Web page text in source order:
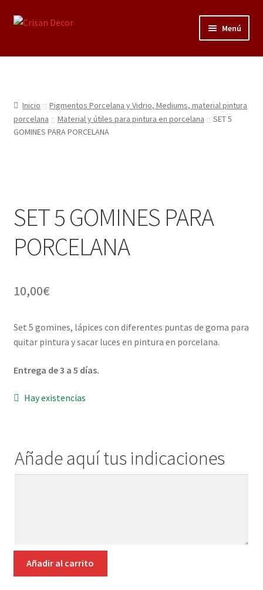
Ir
Ir
Menú
Regalos infantiles, vajillas y canastillas bebé
Regalo personalizado, estuches copas grabadas, regalo
bodas y aniversario, placas grabadas
Porcelana blanca Profesional y Hostelería
Pigmentos Porcelana y Vidrio, Mediums, material pintura
porcelana
Menaje y servicio de mesa
Regalo personal chico-chica
Detalles ceremonia, regalo publicitario, promocional
Inicio
Pigmentos Porcelana y Vidrio, Mediums, material pintura
porcelana
Material y útiles para pintura en porcelana
SET 5
GOMINES PARA PORCELANA
SET 5 GOMINES PARA
PORCELANA
10,00€
Set 5 gomines, lápices con diferentes puntas de goma para
quitar pintura y sacar luces en pintura en porcelana.
Entrega de 3 a 5 días.
Hay existencias
Añade aquí tus indicaciones
Añadir al carrito